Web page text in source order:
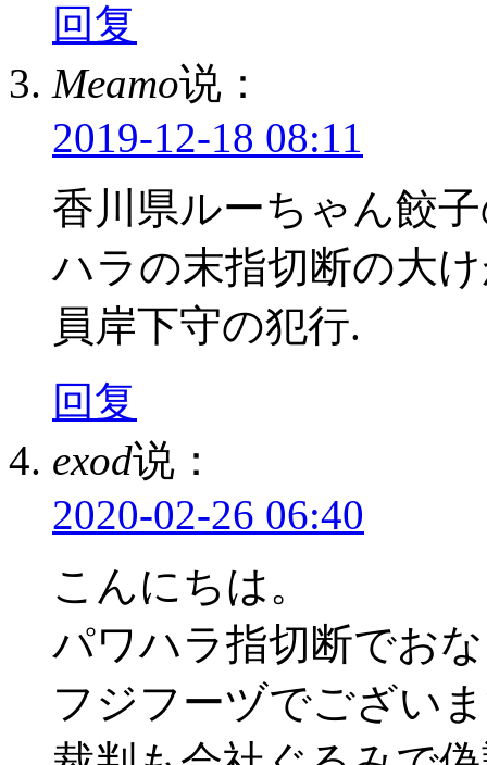
回复
Meamo说：
2019-12-18 08:11
香川県ルーちゃん餃
ハラの末指切断の大
員岸下守の犯行.
回复
exod说：
2020-02-26 06:40
こんにちは。
パワハラ指切断でお
フジフーヅでござい